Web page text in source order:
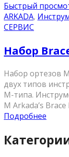
Быстрый
ARKADA,
СЕРВИС
Набор
Набор ортезов
двух типов
М-типа.
M Arkada’s
Подробнее